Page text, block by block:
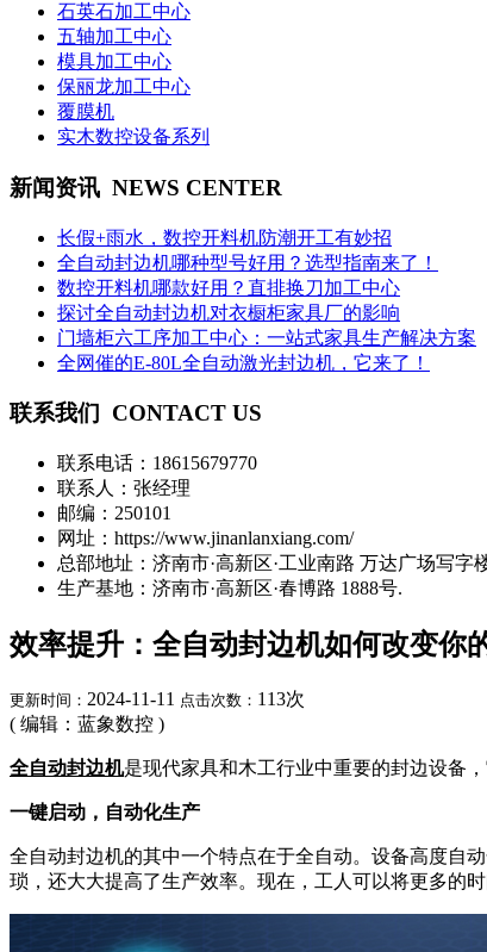
石英石加工中心
五轴加工中心
模具加工中心
保丽龙加工中心
覆膜机
实木数控设备系列
新闻资讯 NEWS CENTER
长假+雨水，数控开料机防潮开工有妙招
全自动封边机哪种型号好用？选型指南来了！
数控开料机哪款好用？直排换刀加工中心
探讨全自动封边机对衣橱柜家具厂的影响
门墙柜六工序加工中心：一站式家具生产解决方案
全网催的E-80L全自动激光封边机，它来了！
联系我们 CONTACT US
联系电话： 18615679770
联系人：张经理
邮编：250101
网址：https://www.jinanlanxiang.com/
总部地址：济南市·高新区·工业南路 万达广场写字
生产基地：济南市·高新区·春博路 1888号.
效率提升：全自动封边机如何改变你
更新时间： 2024-11-11 点击次数： 113次
( 编辑：蓝象数控 )
全自动封边机是现代家具和木工行业中重要的封边设备
一键启动，自动化生产
全自动封边机的其中一个特点在于全自动。设备高度自
琐，还大大提高了生产效率。现在，工人可以将更多的